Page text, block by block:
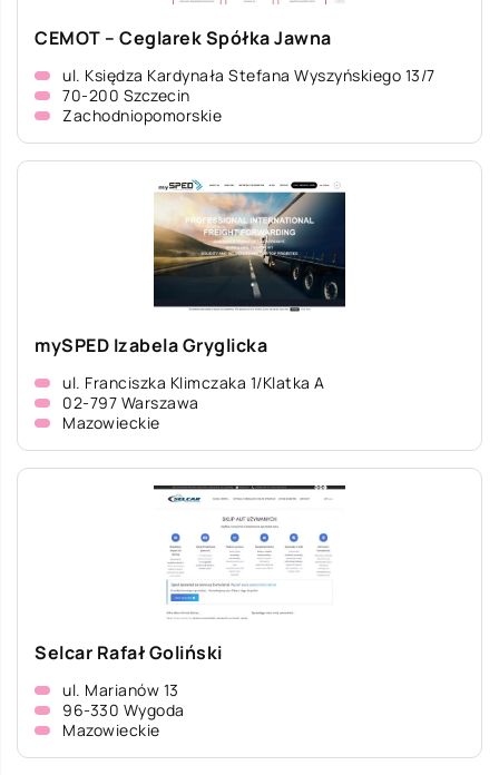
CEMOT – Ceglarek Spółka Jawna
ul. Księdza Kardynała Stefana Wyszyńskiego 13/7
70-200 Szczecin
Zachodniopomorskie
mySPED Izabela Gryglicka
ul. Franciszka Klimczaka 1/Klatka A
02-797 Warszawa
Mazowieckie
Selcar Rafał Goliński
ul. Marianów 13
96-330 Wygoda
Mazowieckie